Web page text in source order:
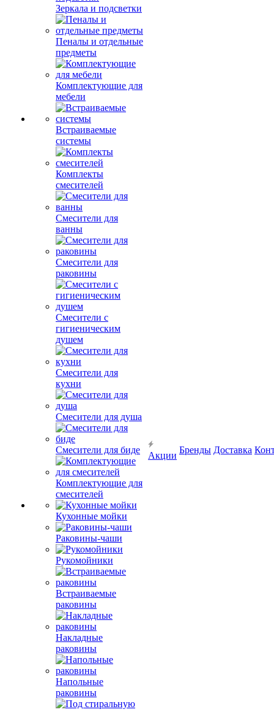
Зеркала и подсветки
Пеналы и отдельные
предметы
Комплектующие для
мебели
Встраиваемые
системы
Комплекты
смесителей
Смесители для
ванны
Смесители для
раковины
Смесители с
гигиеническим
душем
Смесители для
кухни
Смесители для душа
Смесители для биде
Комплектующие для
смесителей
Кухонные мойки
Раковины-чаши
Рукомойники
Встраиваемые
раковины
Накладные
раковины
Напольные
раковины
Акции
Бренды Доставка